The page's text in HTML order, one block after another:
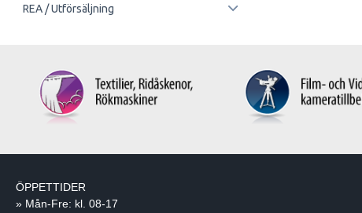
REA / Utförsäljning
ÖPPETTIDER
» Mån-Fre: kl. 08-17